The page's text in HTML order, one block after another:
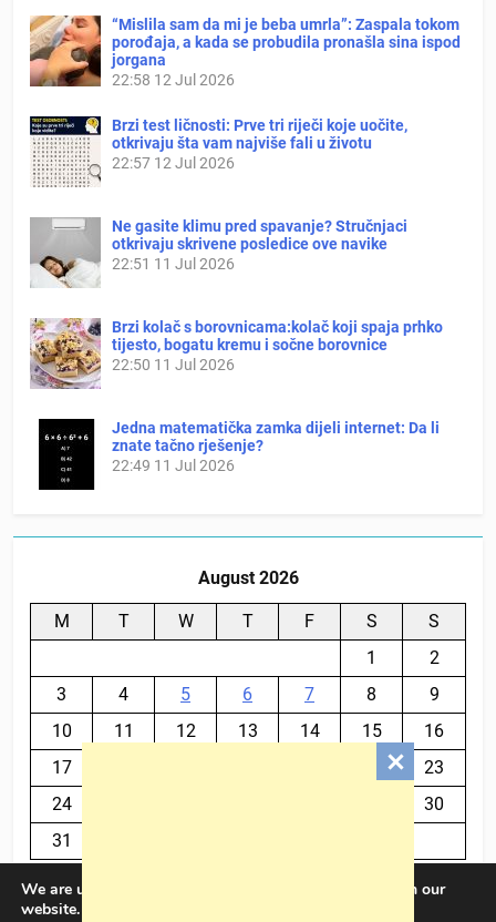
“Mislila sam da mi je beba umrla”: Zaspala tokom
porođaja, a kada se probudila pronašla sina ispod
jorgana
22:58 12 Jul 2026
Brzi test ličnosti: Prve tri riječi koje uočite,
otkrivaju šta vam najviše fali u životu
22:57 12 Jul 2026
Ne gasite klimu pred spavanje? Stručnjaci
otkrivaju skrivene posledice ove navike
22:51 11 Jul 2026
Brzi kolač s borovnicama:kolač koji spaja prhko
tijesto, bogatu kremu i sočne borovnice
22:50 11 Jul 2026
Jedna matematička zamka dijeli internet: Da li
znate tačno rješenje?
22:49 11 Jul 2026
August 2026
M T W T F S
S
1
2
3
4 5 6 7 8
9
10
11 12 13 14 15
16
17
23
24
30
31
We are using cookies to give you the best experience on our
website.